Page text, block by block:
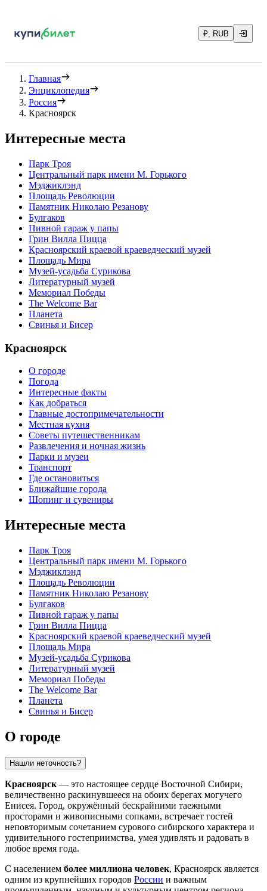
₽, RUB
Главная
Энциклопедия
Россия
Красноярск
Интересные места
Парк Троя
Центральный парк имени М. Горького
Мэджиклэнд
Площадь Революции
Памятник Николаю Резанову
Булгаков
Пивной гараж у папы
Грин Вилла Пицца
Красноярский краевой краеведческий музей
Площадь Мира
Музей-усадьба Сурикова
Литературный музей
Мемориал Победы
The Welcome Bar
Планета
Свинья и Бисер
Красноярск
О городе
Погода
Интересные факты
Как добраться
Главные достопримечательности
Местная кухня
Советы путешественникам
Развлечения и ночная жизнь
Парки и музеи
Транспорт
Где остановиться
Ближайшие города
Шопинг и сувениры
Интересные места
Парк Троя
Центральный парк имени М. Горького
Мэджиклэнд
Площадь Революции
Памятник Николаю Резанову
Булгаков
Пивной гараж у папы
Грин Вилла Пицца
Красноярский краевой краеведческий музей
Площадь Мира
Музей-усадьба Сурикова
Литературный музей
Мемориал Победы
The Welcome Bar
Планета
Свинья и Бисер
О городе
Нашли неточность?
Красноярск — это настоящее сердце Восточной Сибири,
величественно раскинувшееся на обоих берегах могучего
Енисея. Город, окружённый бескрайними таежными
просторами и живописными сопками, встречает гостей
неповторимым сочетанием сурового сибирского характера и
удивительного гостеприимства, умея удивлять и радовать в
любое время года.
С населением более миллиона человек, Красноярск является
одним из крупнейших городов России и важным